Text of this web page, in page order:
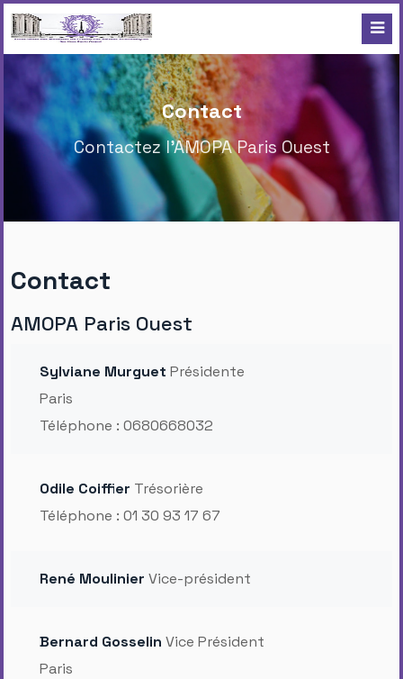
Contact
Contactez l'AMOPA Paris Ouest
Contact
AMOPA Paris Ouest
Sylviane Murguet Présidente
Paris
Téléphone : 0680668032
Odile Coiffier Trésorière
Téléphone : 01 30 93 17 67
René Moulinier Vice-président
Bernard Gosselin Vice Président
Paris